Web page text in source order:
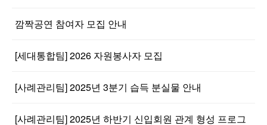
깜짝공연 참여자 모집 안내
[세대통합팀] 2026 자원봉사자 모집
[사례관리팀] 2025년 3분기 습득 분실물 안내
[사례관리팀] 2025년 하반기 신입회원 관계 형성 프로그